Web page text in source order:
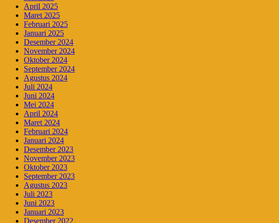
April 2025
Maret 2025
Februari 2025
Januari 2025
Desember 2024
November 2024
Oktober 2024
September 2024
Agustus 2024
Juli 2024
Juni 2024
Mei 2024
April 2024
Maret 2024
Februari 2024
Januari 2024
Desember 2023
November 2023
Oktober 2023
September 2023
Agustus 2023
Juli 2023
Juni 2023
Januari 2023
Desember 2022